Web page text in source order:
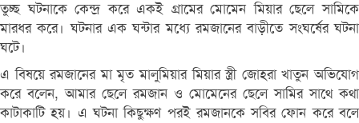
তুচ্ছ ঘটনাকে কেন্দ্র করে একই গ্রামের মোমেন মিয়ার ছেলে সামিকে
মারধর করে। ঘটনার এক ঘন্টার মধ্যে রমজানের বাড়ীতে সংঘর্ষের ঘটনা
ঘটে।
এ বিষয়ে রমজানের মা মৃত মালুমিয়ার মিয়ার স্ত্রী জোহরা খাতুন অভিযোগ
করে বলেন, আমার ছেলে রমজান ও মোমেনের ছেলে সামির সাথে কথা
কাটাকাটি হয়। এ ঘটনা কিছুক্ষণ পরই রমজানকে সবির ফোন করে বলে